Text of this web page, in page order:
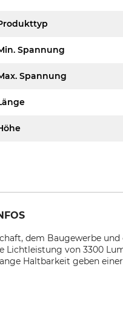
Spannung
Spannung
dem Baugewerbe
von 3300
Haltbarkeit geben